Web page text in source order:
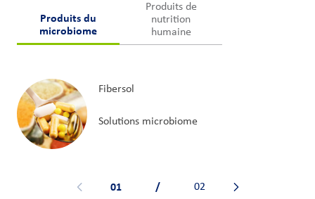
Produits du
microbiome
Produits de
nutrition
humaine
Fibersol
Solutions microbiome
01 / 02